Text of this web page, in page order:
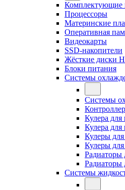
Процессоры
Материнские
Оперативная
Видеокарты
SSD-накопители
Жёсткие диски
Блоки питания
Системы
Системы
Кулера для
Кулера для
Кулеры
Кулеры
Радиаторы
Системы